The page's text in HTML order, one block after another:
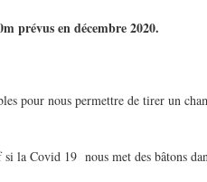
prévus en décembre 2020.
pour nous permettre de tirer un
la Covid 19 nous met des bâtons